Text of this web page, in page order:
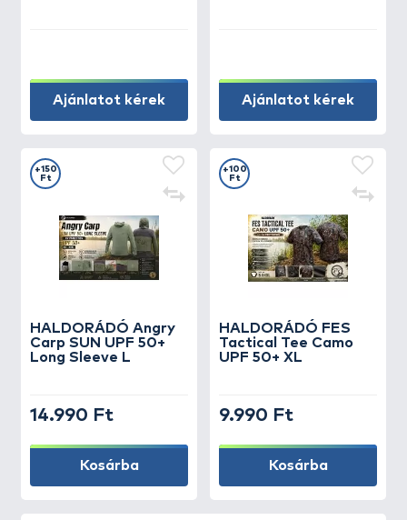
Ajánlatot kérek Ajánlatot kérek
HALDORÁDÓ Angry
Carp SUN UPF 50+
Long Sleeve L
+150
Ft
14.990 Ft
Kosárba
HALDORÁDÓ FES
Tactical Tee Camo
UPF 50+ XL
+100
Ft
9.990 Ft
Kosárba